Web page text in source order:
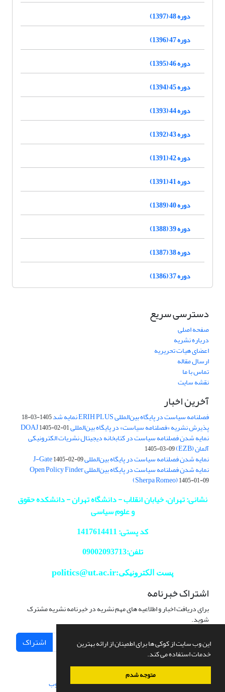
این وب سایت از کوکی ها برای اطمینان از ارائه بهترین
خدمات استفاده می کند.
متوجه شدم
دوره 48 (1397)
دوره 47 (1396)
دوره 46 (1395)
دوره 45 (1394)
دوره 44 (1393)
دوره 43 (1392)
دوره 42 (1391)
دوره 41 (1391)
دوره 40 (1389)
دوره 39 (1388)
دوره 38 (1387)
دوره 37 (1386)
دسترسی سریع
صفحه اصلی
درباره نشریه
اعضای هیات تحریریه
ارسال مقاله
تماس با ما
نقشه سایت
آخرین اخبار
فصلنامه سیاست در پایگاه بین‌المللی ERIH PLUS نمایه شد 1405-03-18
پذیرش نشریه «فصلنامه سیاست» در پایگاه بین‌المللی DOAJ1405-02-01
نمایه شدن فصلنامه سیاست در کتابخانه دیجیتال نشریات الکترونیکی
آلمان (EZB) 1405-03-09
نمایه شدن فصلنامه سیاست در پایگاه بین‌المللی J-Gate1405-02-09
نمایه شدن فصلنامه سیاست در پایگاه بین‌المللی Open Policy Finder
(Sherpa Romeo)1405-01-09
نشانی: تهران، خیابان انقلاب - دانشگاه تهران - دانشکده حقوق
و علوم سیاسی
کد پستی: 1417614411
تلفن:09002093713
پست الکترونیکی:politics@ut.ac.ir
اشتراک خبرنامه
برای دریافت اخبار و اطلاعیه های مهم نشریه در خبرنامه نشریه مشترک
شوید.
اشتراک
سامانه مدیریت نشریات علمی.طراحی و پیاده سازی از سیناوب